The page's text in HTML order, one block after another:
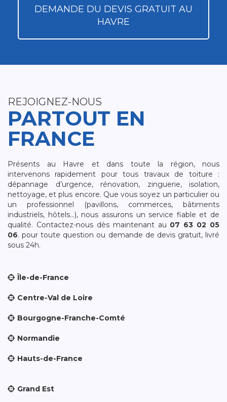
DEMANDE DU DEVIS GRATUIT AU
HAVRE
REJOIGNEZ-NOUS
PARTOUT EN
FRANCE
Présents au Havre et dans toute la région, nous
intervenons rapidement pour tous travaux de toiture :
dépannage d’urgence, rénovation, zinguerie, isolation,
nettoyage, et plus encore. Que vous soyez un particulier ou
un professionnel (pavillons, commerces, bâtiments
industriels, hôtels…), nous assurons un service fiable et de
qualité. Contactez-nous dès maintenant au 07 63 02 05
06. pour toute question ou demande de devis gratuit, livré
sous 24h.
Île-de-France
Centre-Val de Loire
Bourgogne-Franche-Comté
Normandie
Hauts-de-France
Grand Est